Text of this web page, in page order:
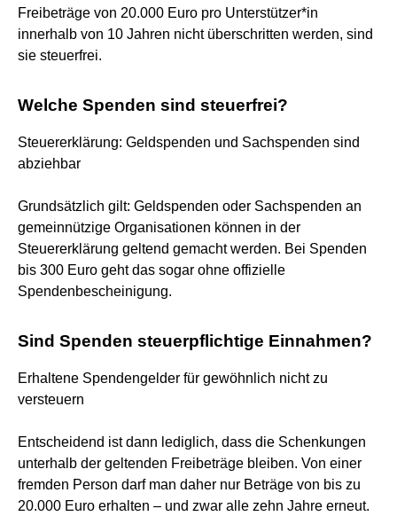
Freibeträge von 20.000 Euro pro Unterstützer*in
innerhalb von 10 Jahren nicht überschritten werden, sind
sie steuerfrei.
Welche Spenden sind steuerfrei?
Steuererklärung: Geldspenden und Sachspenden sind
abziehbar
Grundsätzlich gilt: Geldspenden oder Sachspenden an
gemeinnützige Organisationen können in der
Steuererklärung geltend gemacht werden. Bei Spenden
bis 300 Euro geht das sogar ohne offizielle
Spendenbescheinigung.
Sind Spenden steuerpflichtige Einnahmen?
Erhaltene Spendengelder für gewöhnlich nicht zu
versteuern
Entscheidend ist dann lediglich, dass die Schenkungen
unterhalb der geltenden Freibeträge bleiben. Von einer
fremden Person darf man daher nur Beträge von bis zu
20.000 Euro erhalten – und zwar alle zehn Jahre erneut.